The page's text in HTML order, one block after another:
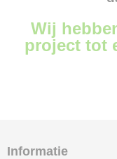
Wij
project tot
Informatie